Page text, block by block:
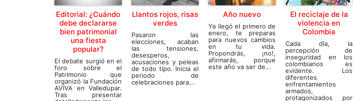
Editorial: ¿Cuándo
debe declararse
bien patrimonial
una fiesta
popular?
El debate surgió en el
foro sobre el
Patrimonio que
organizó la Fundación
AVIVA en Valledupar.
Tras presentar
Llantos rojos, risas
verdes
Pasaron las
elecciones, acaban
las tensiones,
desesperos,
acusaciones y peleas
de todo tipo. Inicia el
periodo de
celebraciones para...
Año nuevo
Ya llegó el primero de
enero, te preparas
para nuevos cambios
en tu vida.
Propondrás, ¡no!,
afirmarás, porque
este año va ser de...
El reciclaje de la
violencia en
Colombia
Cada día, la
percepción de
inseguridad en los
colombianos es
evidente. Los
diferentes
enfrentamientos
armados,
protagonizados por